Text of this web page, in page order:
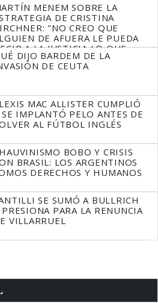
MENEM SOBRE LA
DE CRISTINA
"NO CREO QUE
DE AFUERA LE PUEDA
A LA JUSTICIA LO QUE
QUE HACER"
DIJO BARDEM DE LA
DE CEUTA
MAC ALLISTER CUMPLIÓ
SE IMPLANTÓ PELO ANTES DE
AL FÚTBOL INGLÉS
BOBO Y CRISIS
BRASIL: LOS ARGENTINOS
DERECHOS Y HUMANOS
SE SUMÓ A BULLRICH
PRESIONA PARA LA RENUNCIA
VILLARRUEL